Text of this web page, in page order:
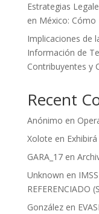
Estrategias
en México: Cómo
Implicaciones de
Información de
Contribuyentes y
Recent
Anónimo en
Xolote en
GARA_17en
Unknown en
REFERENCIADO
Gonzálezen